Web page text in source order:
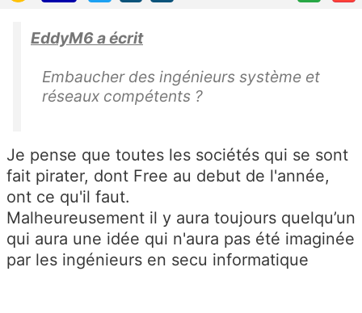
EddyM6 a écrit
Embaucher des ingénieurs système et
réseaux compétents ?
Je pense que toutes les sociétés qui se sont
fait pirater, dont Free au debut de l'année,
ont ce qu'il faut.
Malheureusement il y aura toujours quelqu’un
qui aura une idée qui n'aura pas été imaginée
par les ingénieurs en secu informatique